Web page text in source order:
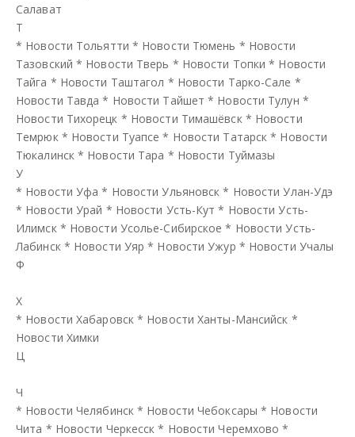
Салават
Т
* Новости Тольятти * Новости Тюмень * Новости
Тазовский * Новости Тверь * Новости Топки * Новости
Тайга * Новости Таштагол * Новости Тарко-Сале *
Новости Тавда * Новости Тайшет * Новости Тулун *
Новости Тихорецк * Новости Тимашёвск * Новости
Темрюк * Новости Туапсе * Новости Татарск * Новости
Тюкалинск * Новости Тара * Новости Туймазы
У
* Новости Уфа * Новости Ульяновск * Новости Улан-Удэ
* Новости Урай * Новости Усть-Кут * Новости Усть-
Илимск * Новости Усолье-Сибирское * Новости Усть-
Лабинск * Новости Уяр * Новости Ужур * Новости Учалы
Ф
Х
* Новости Хабаровск * Новости Ханты-Мансийск *
Новости Химки
Ц
Ч
* Новости Челябинск * Новости Чебоксары * Новости
Чита * Новости Черкесск * Новости Черемхово *